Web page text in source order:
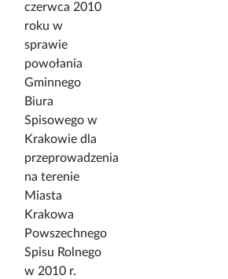
czerwca 2010
roku w
sprawie
powołania
Gminnego
Biura
Spisowego w
Krakowie dla
przeprowadzenia
na terenie
Miasta
Krakowa
Powszechnego
Spisu Rolnego
w 2010 r.